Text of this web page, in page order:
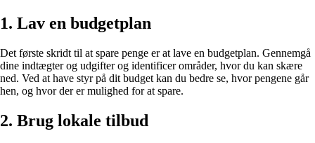
1. Lav en budgetplan
Det første skridt til at spare penge er at lave en budgetplan. Gennemgå
dine indtægter og udgifter og identificer områder, hvor du kan skære
ned. Ved at have styr på dit budget kan du bedre se, hvor pengene går
hen, og hvor der er mulighed for at spare.
2. Brug lokale tilbud